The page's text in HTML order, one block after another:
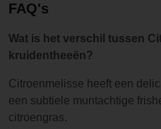
FAQ's
Wat is het verschil tussen
kruidentheeën?
Citroenmelisse heeft een
een subtiele muntachtige
citroengras.